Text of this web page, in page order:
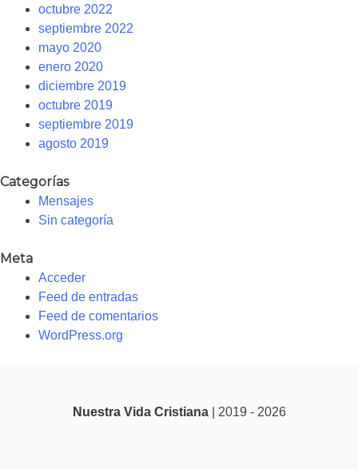
octubre 2022
septiembre 2022
mayo 2020
enero 2020
diciembre 2019
octubre 2019
septiembre 2019
agosto 2019
Categorías
Mensajes
Sin categoría
Meta
Acceder
Feed de entradas
Feed de comentarios
WordPress.org
Nuestra Vida Cristiana| 2019 - 2026